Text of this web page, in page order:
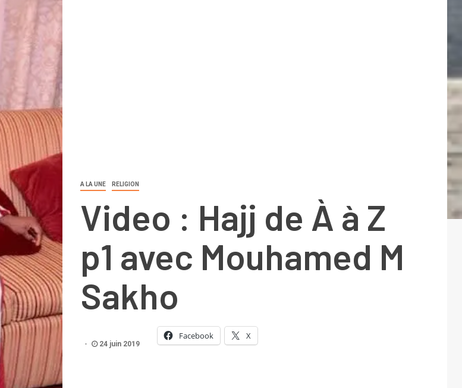
A LA UNE RELIGION
Video : Hajj de À à Z
p1 avec Mouhamed M
Sakho
24 juin 2019
Facebook X